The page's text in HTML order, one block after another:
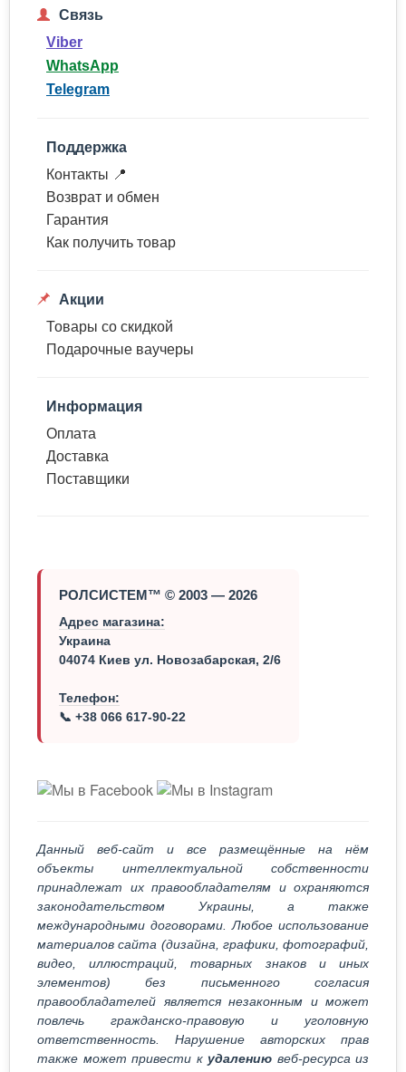
Связь
Viber
WhatsApp
Telegram
Поддержка
Контакты 📍
Возврат и обмен
Гарантия
Как получить товар
Акции
Товары со скидкой
Подарочные ваучеры
Информация
Оплата
Доставка
Поставщики
РОЛСИСТЕМ™ © 2003 — 2026
Адрес магазина:
Украина
04074 Киев ул. Новозабарская, 2/6
Телефон:
📞 +38 066 617-90-22
Данный веб-сайт и все размещённые на нём
объекты интеллектуальной собственности
принадлежат их правообладателям и охраняются
законодательством Украины, а также
международными договорами. Любое использование
материалов сайта (дизайна, графики, фотографий,
видео, иллюстраций, товарных знаков и иных
элементов) без письменного согласия
правообладателей является незаконным и может
повлечь гражданско-правовую и уголовную
ответственность. Нарушение авторских прав
также может привести к удалению веб-ресурса из